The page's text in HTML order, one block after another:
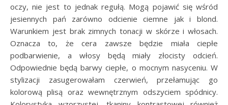
oczy, nie jest to jednak regułą. Mogą pojawić się wśród
jesiennych pań zarówno odcienie ciemne jak i blond.
Warunkiem jest brak zimnych tonacji w skórze i włosach.
Oznacza to, że cera zawsze będzie miała ciepłe
podbarwienie, a włosy będą miały złocisty odcień.
Odpowiednie będą barwy ciepłe, o mocnym nasyceniu. W
stylizacji zasugerowałam czerwień, przełamując go
kolorową plisą oraz wewnętrznym odszyciem spódnicy.